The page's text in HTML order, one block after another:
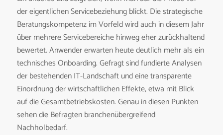
der eigentlichen Servicebeziehung blickt. Die strategische
Beratungskompetenz im Vorfeld wird auch in diesem Jahr
über mehrere Servicebereiche hinweg eher zurückhaltend
bewertet. Anwender erwarten heute deutlich mehr als ein
technisches Onboarding. Gefragt sind fundierte Analysen
der bestehenden IT-Landschaft und eine transparente
Einordnung der wirtschaftlichen Effekte, etwa mit Blick
auf die Gesamtbetriebskosten. Genau in diesen Punkten
sehen die Befragten branchenübergreifend
Nachholbedarf.